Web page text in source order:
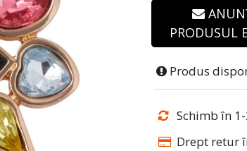
PRODUSUL
Produs
Schimb în
Drept retur